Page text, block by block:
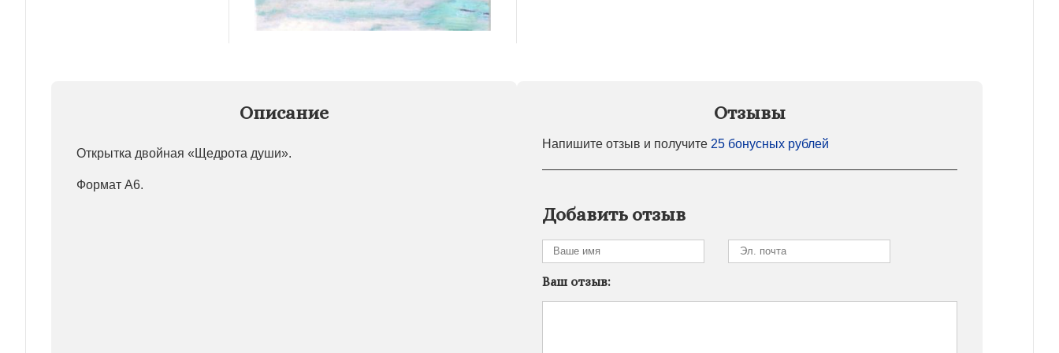
Описание
Открытка двойная «Щедрота души».
Формат А6.
Отзывы
Напишите отзыв и получите 25 бонусных рублей
Добавить отзыв
Ваш отзыв: